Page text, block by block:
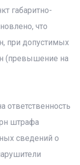
габаритно-
что
при допустимых
(превышение на
ответственность
штрафа
сведений о